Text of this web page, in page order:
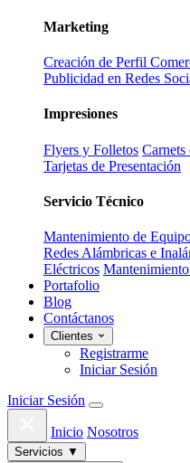
Marketing
Creación de Perfil
Publicidad en Redes
Impresiones
Flyers y Folletos
Tarjetas de Presentación
Servicio Técnico
Mantenimiento de
Redes Alámbricas e
Eléctricos
Portafolio
Blog
Contáctanos
Clientes
Registrarme
Iniciar Sesión
Iniciar Sesión
Inicio Nosotros
Servicios ▼